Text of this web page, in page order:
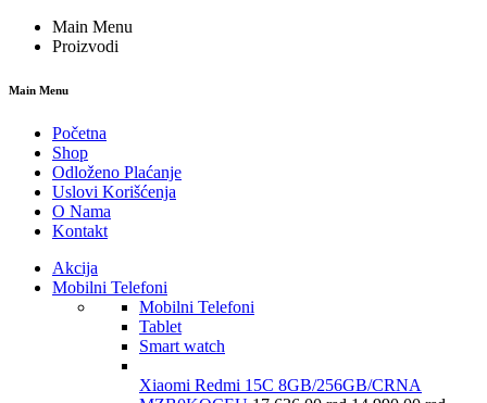
Main Menu
Proizvodi
Main Menu
Početna
Shop
Odloženo Plaćanje
Uslovi Korišćenja
O Nama
Kontakt
Akcija
Mobilni Telefoni
Mobilni Telefoni
Tablet
Smart watch
Xiaomi Redmi 15C 8GB/256GB/CRNA